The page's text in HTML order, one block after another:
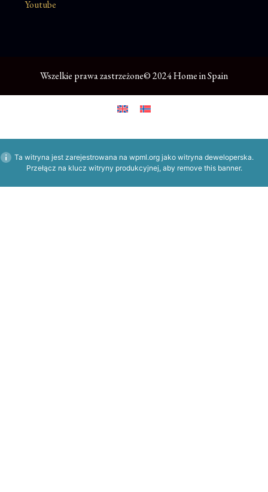
Youtube
Wszelkie prawa zastrzeżone© 2024 Home in Spain
Ta witryna jest zarejestrowana na wpml.org jako witryna deweloperska.
Przełącz na klucz witryny produkcyjnej, aby remove this banner.